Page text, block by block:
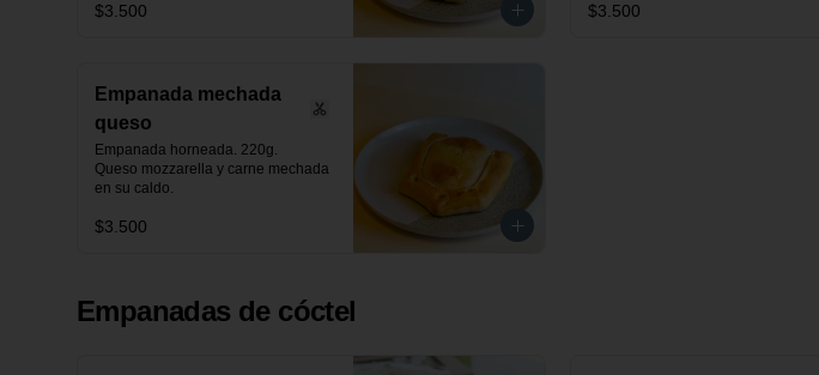
$3.500
especias.
$3.500
Empanada mechada
queso
Empanada horneada. 220g.
Queso mozzarella y carne mechada
en su caldo.
$3.500
Empanadas de cóctel